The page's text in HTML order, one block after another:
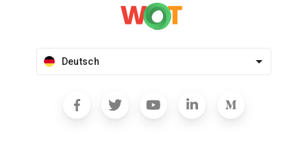
Deutsch